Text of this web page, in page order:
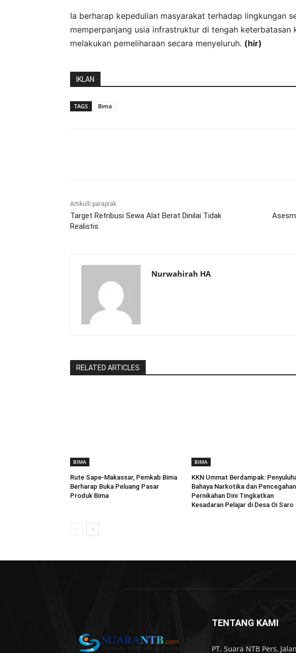
Ia berharap kepedulian masyarakat terhadap lingkungan
memperpanjang usia infrastruktur di tengah keterbatasan
melakukan pemeliharaan secara menyeluruh. (hir)
IKLAN
TAGS Bima
Artikulli paraprak
Target Retribusi Sewa Alat Berat Dinilai Tidak
Realistis
Nurwahirah HA
RELATED ARTICLES
BIMA
Rute Sape-Makassar, Pemkab Bima
Berharap Buka Peluang Pasar
Produk Bima
BIMA
KKN Ummat Berdampak:
Bahaya Narkotika dan Pencegahan
Pernikahan Dini Tingkatkan
Kesadaran Pelajar di Desa Oi Saro
TENTANG KAMI
PT. Suara NTB Pers,